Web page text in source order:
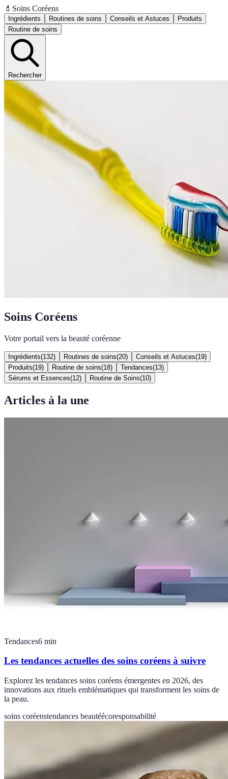
💄 Soins Coréens
Ingrédients Routines de soins Conseils et Astuces
Produits
Routine de soins
Rechercher
Soins Coréens
Votre portail vers la beauté coréenne
Ingrédients(132) Routines de soins(20) Conseils et Astuces(19)
Produits(19) Routine de soins(18) Tendances(13)
Sérums et Essences(12) Routine de Soins(10)
Articles à la une
Tendances6 min
Les tendances actuelles des soins coréens à suivre
Explorez les tendances soins coréens émergentes en 2026, des
innovations aux rituels emblématiques qui transforment les soins de
la peau.
soins coréenstendances beautéécoresponsabilité